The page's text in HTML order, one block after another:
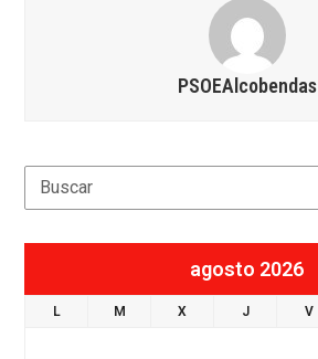
PSOEAlcobendas
Search
agosto 2026
L M X J V